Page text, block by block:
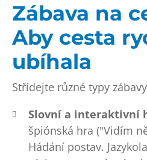
Zábava na
Aby cesta
ubíhala
Střídejte různé typy
Slovní a interaktivní
špiónská hra ("Vidím
Hádání postav.